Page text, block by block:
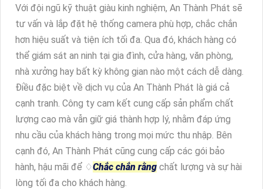
Với đội ngũ kỹ thuật giàu kinh nghiệm, An Thành Phát sẽ
tư vấn và lắp đặt hệ thống camera phù hợp, chắc chắn
hơn hiệu suất và tiện ích tối đa. Qua đó, khách hàng có
thể giám sát an ninh tại gia đình, cửa hàng, văn phòng,
nhà xưởng hay bất kỳ không gian nào một cách dễ dàng.
Điều đặc biệt về dịch vụ của An Thành Phát là giá cả
cạnh tranh. Công ty cam kết cung cấp sản phẩm chất
lượng cao mà vẫn giữ giá thành hợp lý, nhằm đáp ứng
nhu cầu của khách hàng trong mọi mức thu nhập. Bên
cạnh đó, An Thành Phát cũng cung cấp các gói bảo
hành, hậu mãi để ♢Chắc chắn rằng chất lượng và sự hài
lòng tối đa cho khách hàng.